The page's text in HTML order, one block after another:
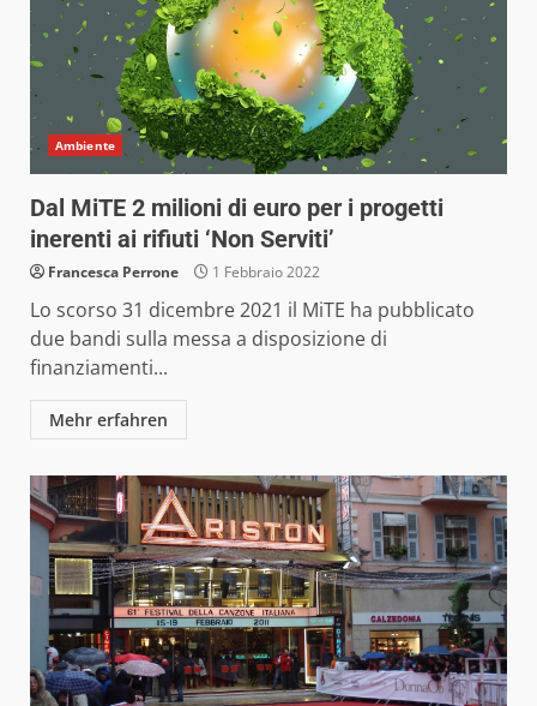
Ambiente
Dal MiTE 2 milioni di euro per i progetti
inerenti ai rifiuti ‘Non Serviti’
Francesca Perrone 1 Febbraio 2022
Lo scorso 31 dicembre 2021 il MiTE ha pubblicato
due bandi sulla messa a disposizione di
finanziamenti...
Mehr erfahren